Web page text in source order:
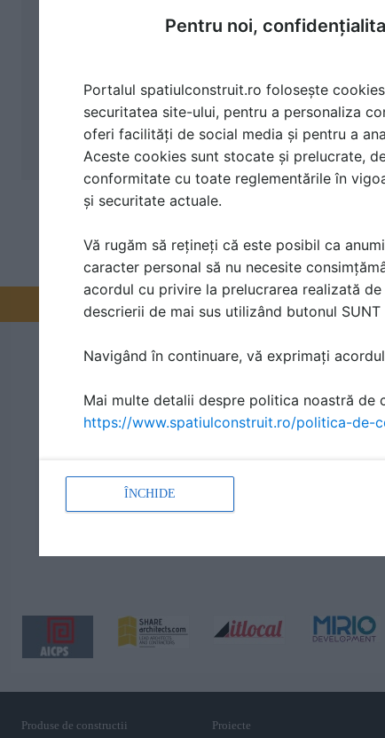
Promovați-vă produsele și serviciile pe
Produse de constructii Proiecte
Pentru noi,
Portalul spatiulconstruit.ro folosește
securitatea site-ului, pentru a personaliza
oferi facilități de social media și pentru a
Aceste cookies sunt stocate și prelucrate,
conformitate cu toate reglementările în
și securitate actuale.
Vă rugăm să rețineți că este posibil ca
caracter personal să nu necesite
acordul cu privire la prelucrarea realizată
descrierii de mai sus utilizând butonul SUNT
Navigând în continuare, vă exprimați
Mai multe detalii despre politica noastră de
https://www.spatiulconstruit.ro/politica-de-
ÎNCHIDE